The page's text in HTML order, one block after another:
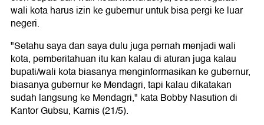
wali kota harus izin ke gubernur untuk bisa pergi ke luar
negeri.
"Setahu saya dan saya dulu juga pernah menjadi wali
kota, pemberitahuan itu kan kalau di aturan juga kalau
bupati/wali kota biasanya menginformasikan ke gubernur,
biasanya gubernur ke Mendagri, tapi kalau dikatakan
sudah langsung ke Mendagri," kata Bobby Nasution di
Kantor Gubsu, Kamis (21/5).